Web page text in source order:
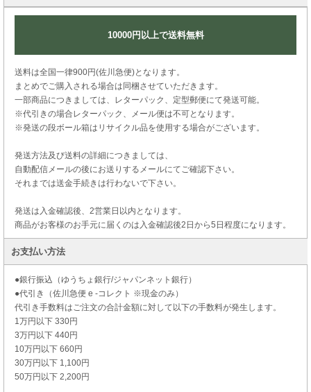
10000円以上で送料無料
送料は全国一律900円(佐川急便)となります。
まとめでご購入される場合は同梱させていただきます。
一部商品につきましては、レターパック、定型郵便にて発送可能。
※代引きの場合レターパック、メール便は不可となります。
※発送の段ボール箱はリサイクル品を使用する場合がございます。
発送方法及び送料の詳細につきましては、
自動配信メールの後にお送りするメールにてご確認下さい。
それまでは送金手続きは行わないで下さい。
発送は入金確認後、2営業日以内となります。
商品がお客様のお手元に届くのは入金確認後2日から5日程度になります。
お支払い方法
●銀行振込（ゆうちょ銀行/ジャパンネット銀行）
●代引き（佐川急便 e -コレクト ※現金のみ）
代引き手数料はご注文の合計金額に対して以下の手数料が発生します。
1万円以下 330円
3万円以下 440円
10万円以下 660円
30万円以下 1,100円
50万円以下 2,200円